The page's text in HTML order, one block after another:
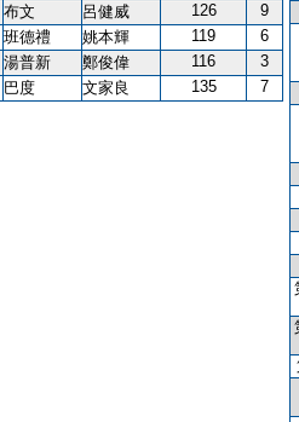
布文 呂健威 126
9
班德禮 姚本輝 119
6
湯普新 鄭俊偉 116
3
巴度 文家良 135 7